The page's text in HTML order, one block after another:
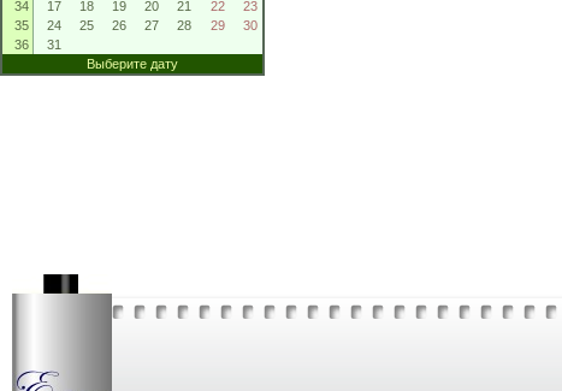
34
17 18 19 20 21 22
23
35
24 25 26 27 28 29
30
36
31
Выберите дату